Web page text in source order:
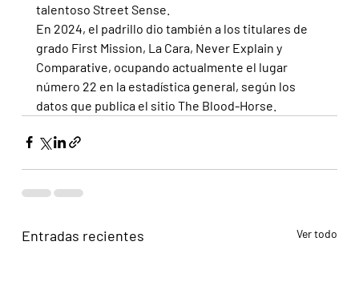
talentoso Street Sense.
En 2024, el padrillo dio también a los titulares de
grado First Mission, La Cara, Never Explain y
Comparative, ocupando actualmente el lugar
número 22 en la estadística general, según los
datos que publica el sitio The Blood-Horse.
Entradas recientes Ver todo